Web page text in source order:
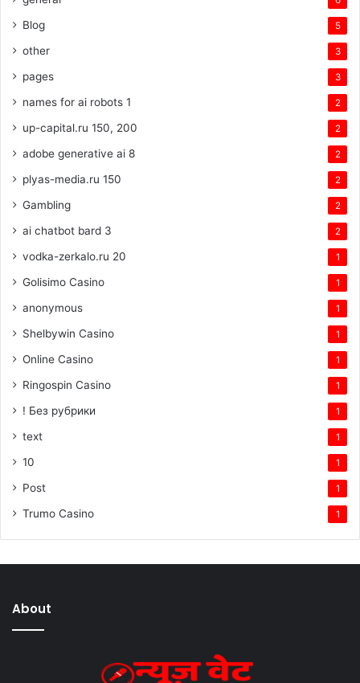
Blog 5
other 3
pages 3
names for ai robots 1 2
up-capital.ru 150, 200 2
adobe generative ai 8 2
plyas-media.ru 150 2
Gambling 2
ai chatbot bard 3 2
vodka-zerkalo.ru 20 1
Golisimo Casino 1
anonymous 1
Shelbywin Casino 1
Online Casino 1
Ringospin Casino 1
! Без рубрики 1
text 1
10 1
Post 1
Trumo Casino 1
About